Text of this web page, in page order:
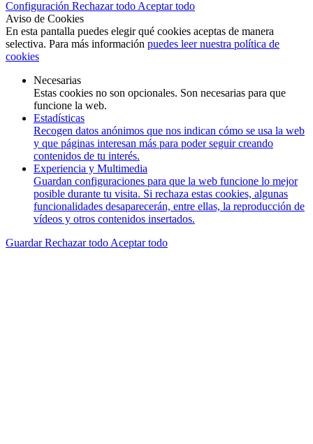
Configuración Rechazar todoAceptar todo
Aviso de Cookies
En esta pantalla puedes elegir qué cookies aceptas de manera
selectiva. Para más información puedes leer nuestra política de
cookies
Necesarias
Estas cookies no son opcionales. Son necesarias para que
funcione la web.
Estadísticas
Recogen datos anónimos que nos indican cómo se usa la web
y que páginas interesan más para poder seguir creando
contenidos de tu interés.
Experiencia y Multimedia
Guardan configuraciones para que la web funcione lo mejor
posible durante tu visita. Si rechaza estas cookies, algunas
funcionalidades desaparecerán, entre ellas, la reproducción de
vídeos y otros contenidos insertados.
GuardarRechazar todoAceptar todo